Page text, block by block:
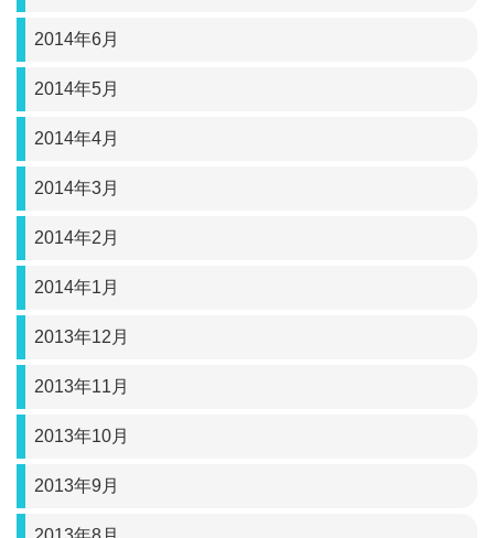
2014年6月
2014年5月
2014年4月
2014年3月
2014年2月
2014年1月
2013年12月
2013年11月
2013年10月
2013年9月